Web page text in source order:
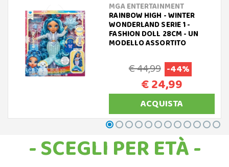
MGA ENTERTAINMENT
RAINBOW HIGH - WINTER
WONDERLAND SERIE 1 -
FASHION DOLL 28CM - UN
MODELLO ASSORTITO
€ 44,99 -44%
€ 24,99
ACQUISTA
- SCEGLI PER ETÀ -